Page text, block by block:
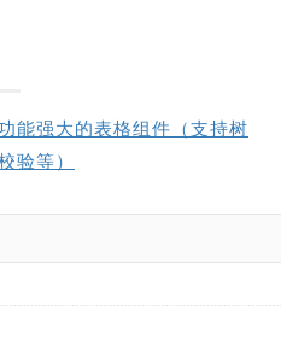
能强大的表格组件（支持树
验等）